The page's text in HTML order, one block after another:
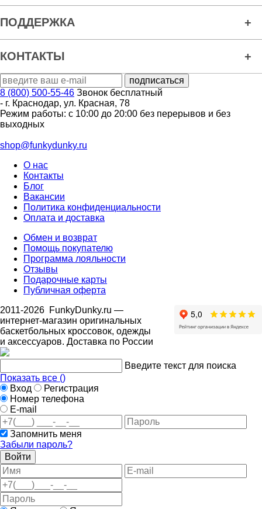
ПОДДЕРЖКА
КОНТАКТЫ
8 (800) 500-55-46 Звонок бесплатный
- г. Краснодар, ул. Красная, 78
Режим работы: с 10:00 до 20:00 без перерывов и без
выходных
shop@funkydunky.ru
О нас
Контакты
Блог
Вакансии
Политика конфиденциальности
Оплата и доставка
Обмен и возврат
Помощь покупателю
Программа лояльности
Отзывы
Подарочные карты
Публичная оферта
2011-2026 FunkyDunky.ru —
интернет-магазин оригинальных
баскетбольных кроссовок, одежды
и аксессуаров. Доставка по России
Введите текст для поиска
Показать все ()
Вход
Регистрация
Номер телефона
E-mail
Запомнить меня
Забыли пароль?
Войти